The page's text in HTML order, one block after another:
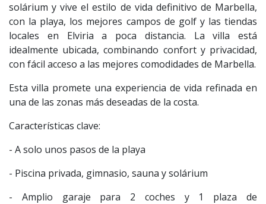
solárium y vive el estilo de vida definitivo de Marbella,
con la playa, los mejores campos de golf y las tiendas
locales en Elviria a poca distancia. La villa está
idealmente ubicada, combinando confort y privacidad,
con fácil acceso a las mejores comodidades de Marbella.
Esta villa promete una experiencia de vida refinada en
una de las zonas más deseadas de la costa.
Características clave:
- A solo unos pasos de la playa
- Piscina privada, gimnasio, sauna y solárium
- Amplio garaje para 2 coches y 1 plaza de